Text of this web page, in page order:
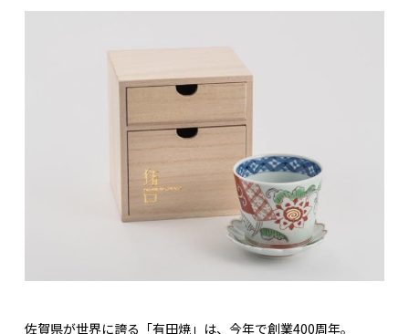
佐賀県が世界に誇る「有田焼」は、今年で創業400周年。